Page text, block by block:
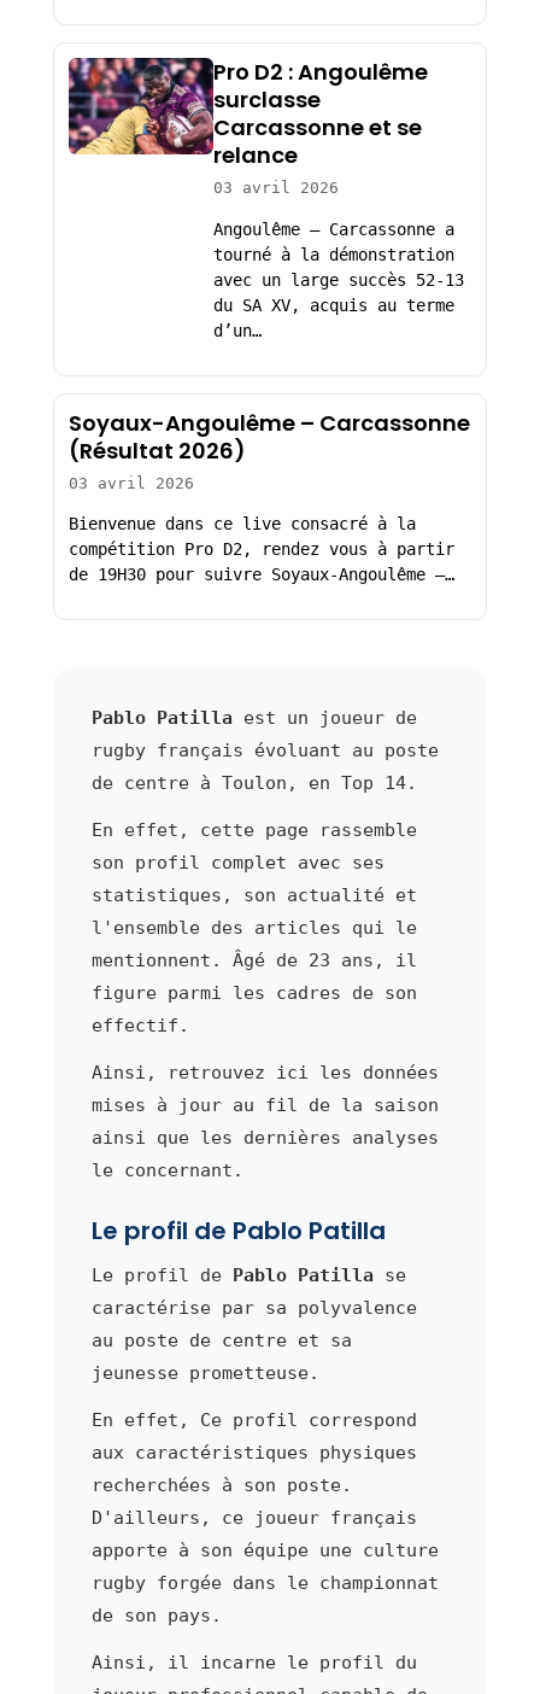
Pro D2 : Angoulême
surclasse
Carcassonne et se
relance
03 avril 2026
Angoulême – Carcassonne a
tourné à la démonstration
avec un large succès 52-13
du SA XV, acquis au terme
d’un…
Soyaux-Angoulême – Carcassonne
(Résultat 2026)
03 avril 2026
Bienvenue dans ce live consacré à la
compétition Pro D2, rendez vous à partir
de 19H30 pour suivre Soyaux-Angoulême –…
Pablo Patilla est un joueur de
rugby français évoluant au poste
de centre à Toulon, en Top 14.
En effet, cette page rassemble
son profil complet avec ses
statistiques, son actualité et
l'ensemble des articles qui le
mentionnent. Âgé de 23 ans, il
figure parmi les cadres de son
effectif.
Ainsi, retrouvez ici les données
mises à jour au fil de la saison
ainsi que les dernières analyses
le concernant.
Le profil de Pablo Patilla
Le profil de Pablo Patilla se
caractérise par sa polyvalence
au poste de centre et sa
jeunesse prometteuse.
En effet, Ce profil correspond
aux caractéristiques physiques
recherchées à son poste.
D'ailleurs, ce joueur français
apporte à son équipe une culture
rugby forgée dans le championnat
de son pays.
Ainsi, il incarne le profil du